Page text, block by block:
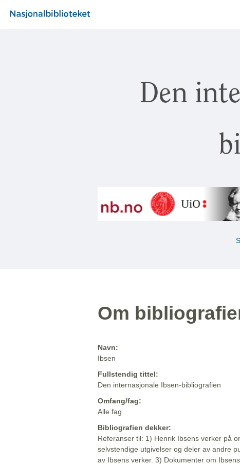
Den
Om
Navn:
Ibsen
Fullstendig tittel:
Den internasjonale Ibsen-bibliografien
Omfang/fag:
Alle fag
Bibliografien dekker:
Referanser til: 1) Henrik Ibsens verker på
selvstendige utgivelser og deler av andre
av Ibsens verker. 3) Dokumenter om